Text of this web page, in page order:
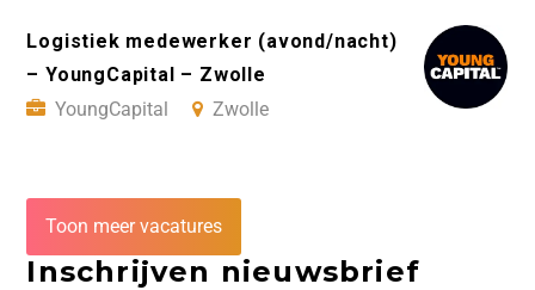
Logistiek medewerker (avond/nacht)
– YoungCapital – Zwolle
YoungCapital
Zwolle
Toon meer vacatures
Inschrijven nieuwsbrief